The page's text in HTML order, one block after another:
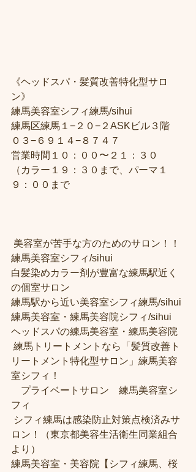
《ヘッドスパ・髪質改善特化型サロ
ン》
練馬美容室シフィ練馬/sihui
練馬区練馬１−２０−２ASKビル３階
０３−６９１４−８７４７
営業時間１０：００〜２１：３０
（カラー１９：３０まで、パーマ１
９：００まで
練馬美容室シフィ/sihui
白髪染めカラー剤が豊富な練馬駅近く
の個室サロン
練馬駅から近い美容室シフィ練馬/sihui
練馬美容室・練馬美容院シフィ/sihui
ヘッドスパの練馬美容室・練馬美容院
リートメント特化型サロン」練馬美容
室シフィ！
プライベートサロン　練馬美容室シ
フィ
ロン！（東京都美容生活衛生同業組合
より）
練馬美容室・美容院【シフィ練馬、桜